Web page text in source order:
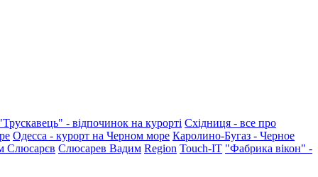
- відпочинок на курорті Східниця - все про
Одесса - курорт на Черном море Каролино-Бугаз - Черное
Слюсарєв Слюсарев Вадим Region Touch-IT "Фабрика вікон" -